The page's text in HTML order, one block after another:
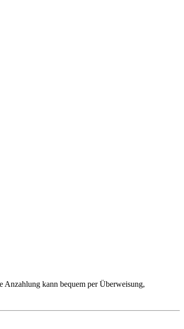
Anzahlung kann bequem per Überweisung,